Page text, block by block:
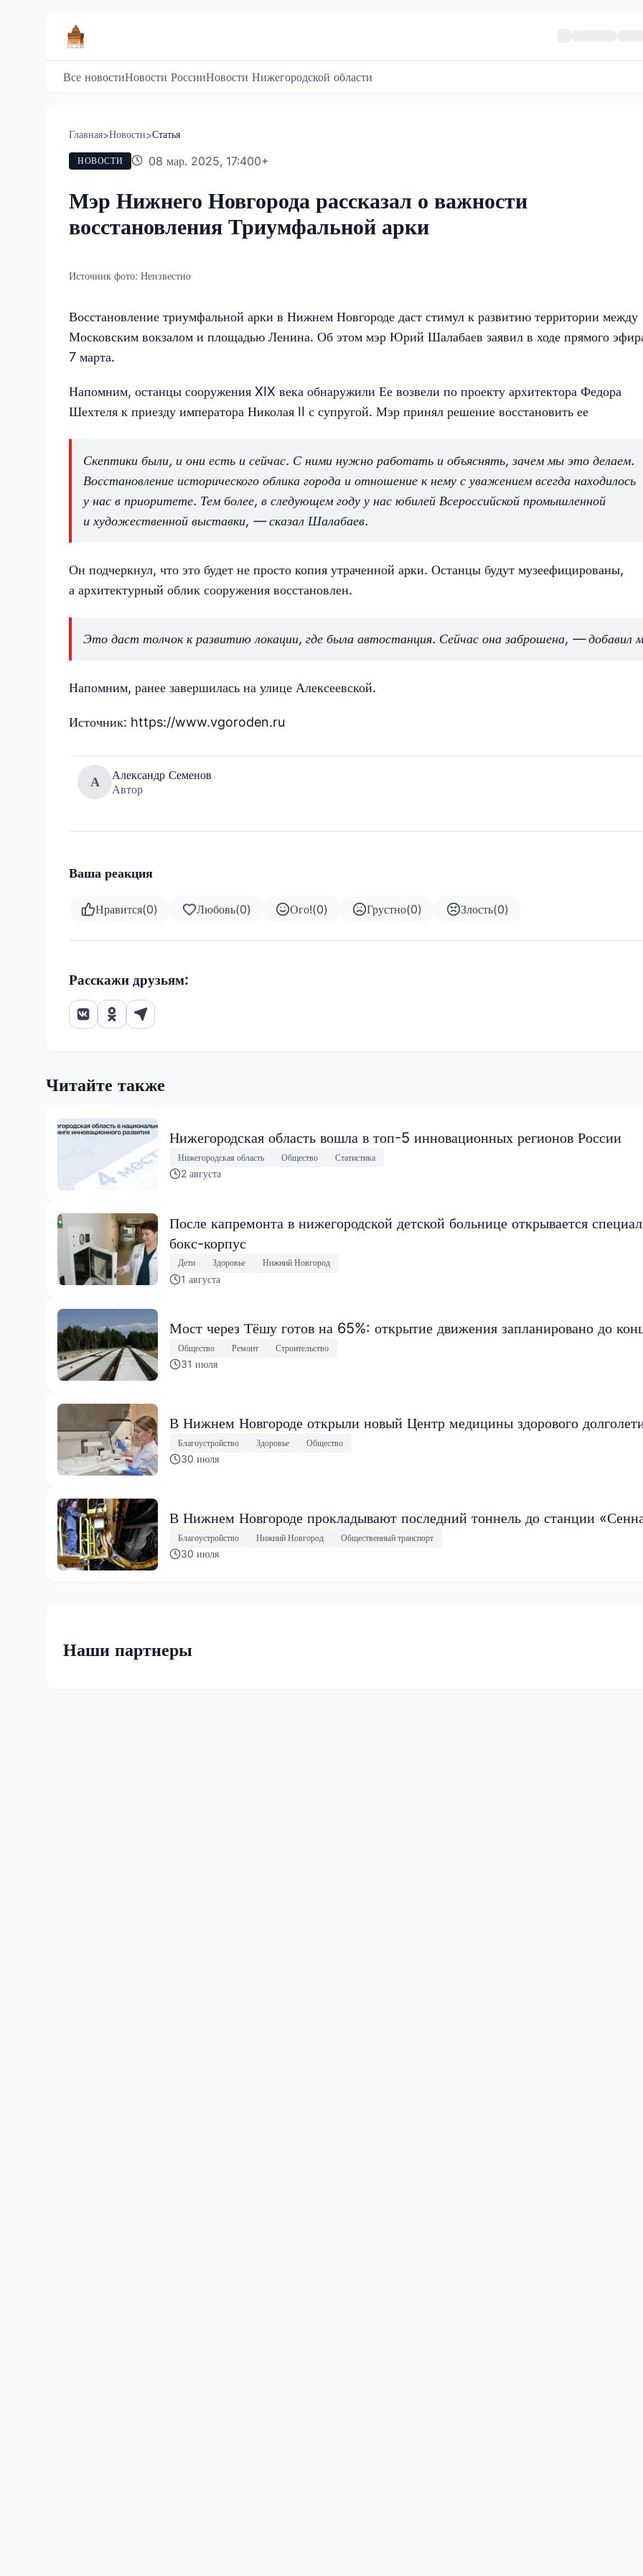
Все новостиНовости РоссииНовости Нижегородской области
Главная>Новости>Статья
НОВОСТИ 08 мар. 2025, 17:400+
Мэр Нижнего Новгорода рассказал о важности
восстановления Триумфальной арки
Источник фото: Неизвестно
Восстановление триумфальной арки в Нижнем Новгороде даст стимул к развитию территории между
Московским вокзалом и площадью Ленина. Об этом мэр Юрий Шалабаев заявил в ходе прямого
7 марта.
Напомним, останцы сооружения XIX века обнаружили Ее возвели по проекту архитектора Федора
Шехтеля к приезду императора Николая II с супругой. Мэр принял решение восстановить ее
Скептики были, и они есть и сейчас. С ними нужно работать и объяснять, зачем мы это делаем.
Восстановление исторического облика города и отношение к нему с уважением всегда находилось
у нас в приоритете. Тем более, в следующем году у нас юбилей Всероссийской промышленной
и художественной выставки, — сказал Шалабаев.
Он подчеркнул, что это будет не просто копия утраченной арки. Останцы будут музеефицированы,
а архитектурный облик сооружения восстановлен.
Это даст толчок к развитию локации, где была автостанция. Сейчас она заброшена, — добавил
Напомним, ранее завершилась на улице Алексеевской.
Источник: https://www.vgoroden.ru
А
Александр Семенов
Автор
Ваша реакция
Нравится(0) Любовь(0) Ого!(0) Грустно(0) Злость(0)
Расскажи друзьям:
Читайте также
Нижегородская область вошла в топ-5 инновационных регионов России
Нижегородская область Общество Статистика
2 августа
После капремонта в нижегородской детской больнице открывается
бокс-корпус
Дети Здоровье Нижний Новгород
1 августа
Мост через Тёшу готов на 65%: открытие движения запланировано до
Общество Ремонт Строительство
31 июля
В Нижнем Новгороде открыли новый Центр медицины здорового
Благоустройство Здоровье Общество
30 июля
В Нижнем Новгороде прокладывают последний тоннель до станции
Благоустройство Нижний Новгород Общественный транспорт
30 июля
Наши партнеры